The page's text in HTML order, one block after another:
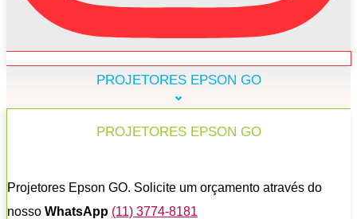
PROJETORES EPSON GO
PROJETORES EPSON GO
Projetores Epson GO. Solicite um orçamento através do
nosso WhatsApp (11) 3774-8181